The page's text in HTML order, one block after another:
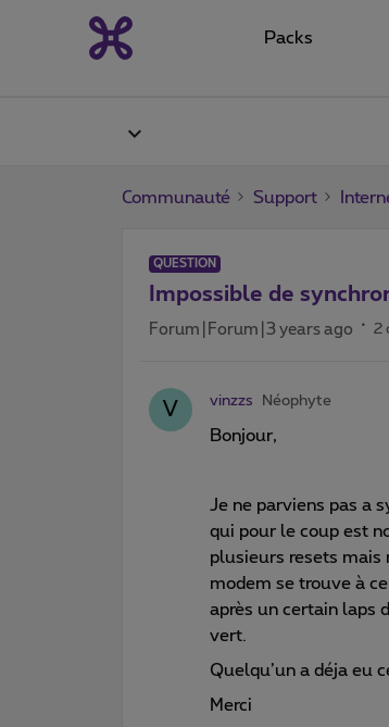
Packs
Communauté Support
QUESTION
Impossible de
Forum|Forum|3 years ago 2
V vinzzs Néophyte
Bonjour,
Je ne parviens pas a
qui pour le coup est
plusieurs resets mais
modem se trouve à
après un certain laps
vert.
Quelqu’un a déja eu
Merci